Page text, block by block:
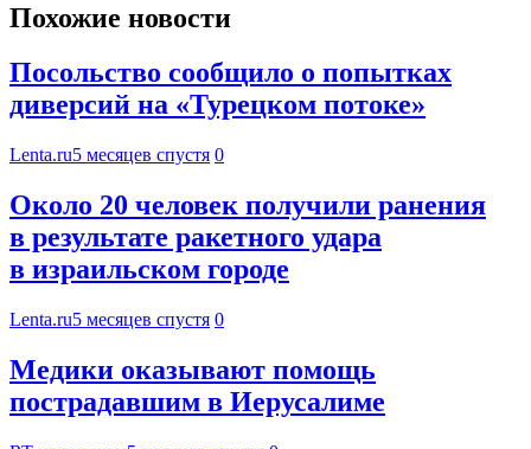
Похожие новости
Посольство сообщило о попытках
диверсий на «Турецком потоке»
Lenta.ru5 месяцев спустя 0
Около 20 человек получили ранения
в результате ракетного удара
в израильском городе
Lenta.ru5 месяцев спустя 0
Медики оказывают помощь
пострадавшим в Иерусалиме